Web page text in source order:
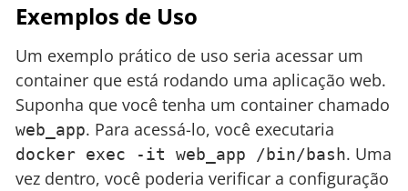
Exemplos de Uso
Um exemplo prático de uso seria acessar um
container que está rodando uma aplicação web.
Suponha que você tenha um container chamado
web_app. Para acessá-lo, você executaria
docker exec -it web_app /bin/bash. Uma
vez dentro, você poderia verificar a configuração